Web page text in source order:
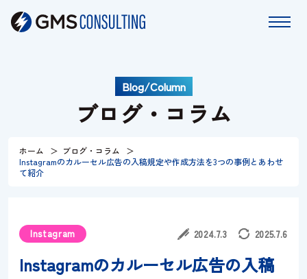
特長
Blog/Column
ブログ・コラム
ホーム
ブログ・コラム
Instagramのカルーセル広告の入稿規定や作成方法を3つの事例とあわせ
て紹介
Instagram 2024.7.3 2025.7.6
Instagramのカルーセル広告の入稿